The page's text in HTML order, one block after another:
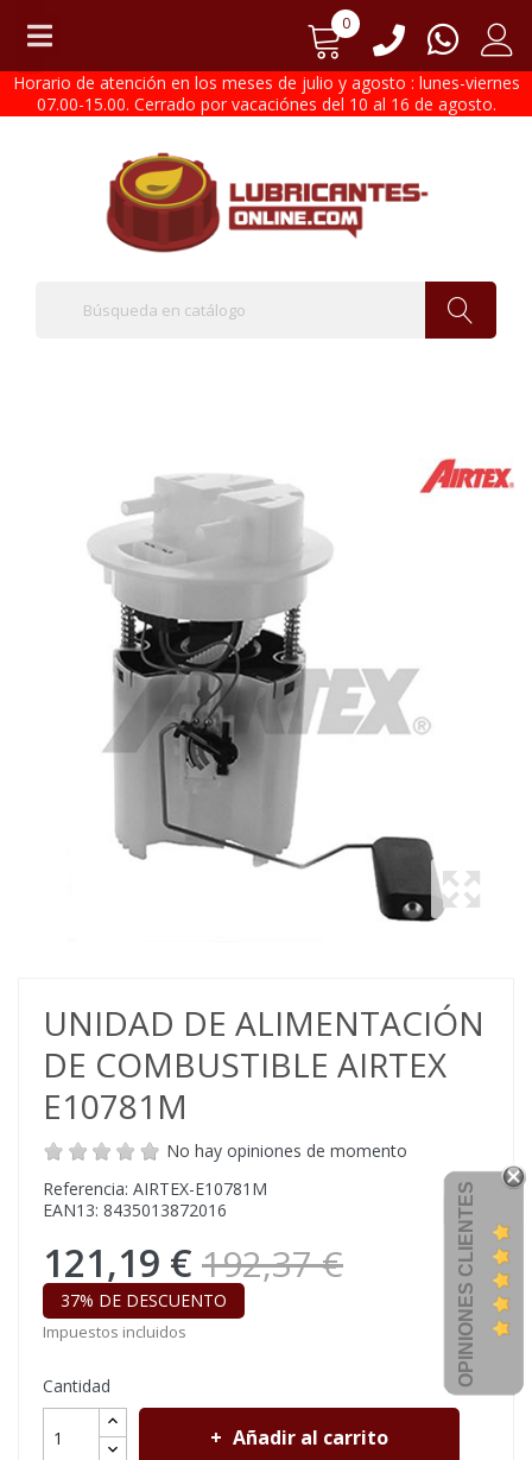
0
Horario de atención en los meses de julio y agosto : lunes-viernes
07.00-15.00. Cerrado por vacaciónes del 10 al 16 de agosto.
UNIDAD DE ALIMENTACIÓN
DE COMBUSTIBLE AIRTEX
E10781M
No hay opiniones de momento
Referencia: AIRTEX-E10781M
EAN13: 8435013872016
121,19 € 192,37 €
37% DE DESCUENTO
Impuestos incluidos
Cantidad
Añadir al carrito
OPINIONES CLIENTES